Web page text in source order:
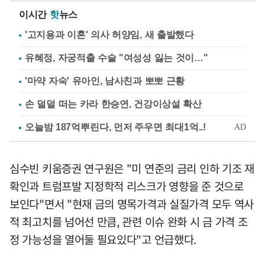
이시간 핫뉴스
'고지용과 이혼' 의사 허양임, 새 출발했다
유혜정, 자궁적출 수술 "여성성 잃는 것이…"
'마약 자숙' 유아인, 남사친과 뽀뽀 근황
손 덜덜 떠는 카라 한승연, 건강이상설 확산
심수빈 키움증권 연구원은 "미 연준의 금리 인하 기조 재
확인과 트럼프발 지정학적 리스크가 영향을 준 것으로
보인다"면서 "현재 금의 명목가격과 실질가격 모두 역사
적 최고치를 넘어선 만큼, 관련 이슈 완화 시 금 가격 조
정 가능성을 열어둘 필요있다"고 언급했다.